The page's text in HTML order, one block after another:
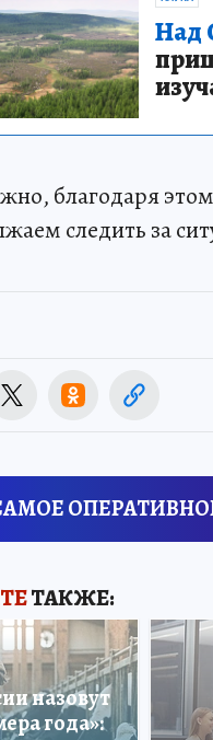
Над
благодаря
следить за
ТАКЖЕ:
назовут
года»: